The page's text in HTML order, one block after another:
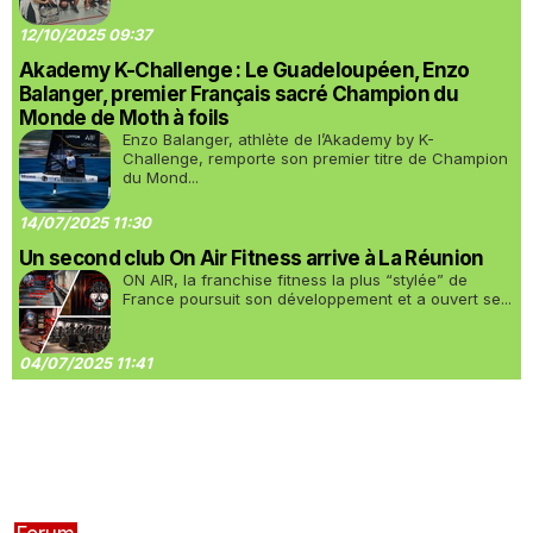
12/10/2025 09:37
Akademy K-Challenge : Le Guadeloupéen, Enzo
Balanger, premier Français sacré Champion du
Monde de Moth à foils
Enzo Balanger, athlète de l’Akademy by K-
Challenge, remporte son premier titre de Champion
du Mond...
14/07/2025 11:30
Un second club On Air Fitness arrive à La Réunion
ON AIR, la franchise fitness la plus “stylée” de
France poursuit son développement et a ouvert se...
04/07/2025 11:41